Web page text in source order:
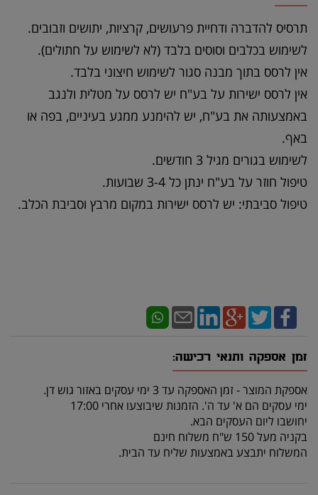
תרסיס להדברה ודחיית פרעושים, קרציות, יתושים וזבובים.
לשימוש בכלבים וסוסים בלבד (לא לשימוש על חתולים).
אין לרסס בתוך מבנה סגור לשימוש חיצוני בלבד.
אין לרסס ישירות על בע"ח יש לרסס על מטלית ולנגב
באמצעותה את בע"ח, יש להימנע ממגע בעיניים, בפה או
באף.
לשימוש בגורים מגיל 3 חודשים.
טיפול חוזר על בע"ח ינתן כל 3-4 שבועות.
טיפול סביבתי: יש לרסס ישירות במקום מרבץ וסביבת הכלב.
זמן אספקה ותנאי רכישה:
אספקת המוצר - זמן האספקה עד 3 ימי עסקים באזור גוש דן.
ימי עסקים הם א' עד ה'. הזמנות שיבוצעו אחרי 17:00
יחושבו ליום העסקים הבא.
בקניה מעל 150 ש"ח משלוח חינם
המשלוח יתבצע באמצעות שליח עד הבית.